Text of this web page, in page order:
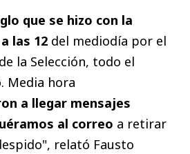
que se hizo con la
las 12 del mediodía por el
la Selección, todo el
Media hora
a llegar mensajes
al correo a retirar
relató Fausto